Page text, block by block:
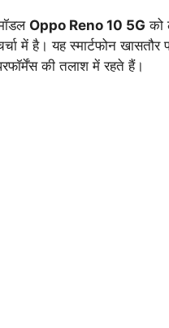
Oppo Reno 10 5G को
में है। यह स्मार्टफोन खासतौर
की तलाश में रहते हैं।